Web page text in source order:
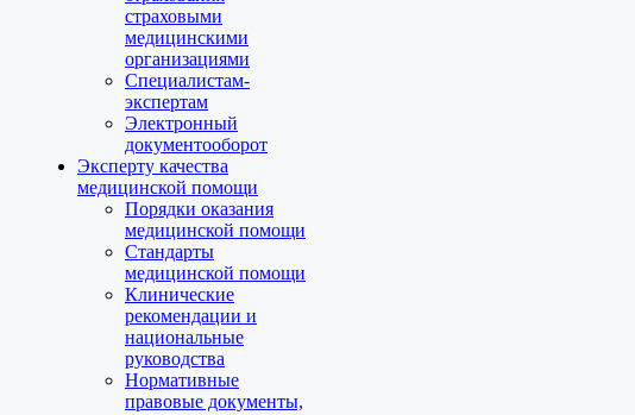
страховыми
медицинскими
организациями
Специалистам-
экспертам
Электронный
документооборот
Эксперту качества
медицинской помощи
Порядки оказания
медицинской помощи
Стандарты
медицинской помощи
Клинические
рекомендации и
национальные
руководства
Нормативные
правовые документы,